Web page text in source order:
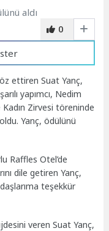
0
ettiren Suat Yanç,
yapımcı, Nedim
Zirvesi töreninde
oldu. Yanç, ödülünü
Raffles Otel’de
dile getiren Yanç,
teşekkür
veren Suat Yanç,